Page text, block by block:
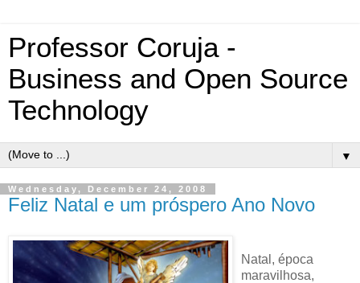
Professor Coruja -
Business and Open Source
Technology
▼
Wednesday, December 24, 2008
Feliz Natal e um próspero Ano Novo
Natal, época
maravilhosa,